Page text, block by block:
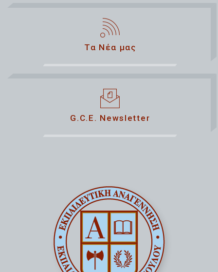
Τα Νέα μας
G.C.E. Newsletter